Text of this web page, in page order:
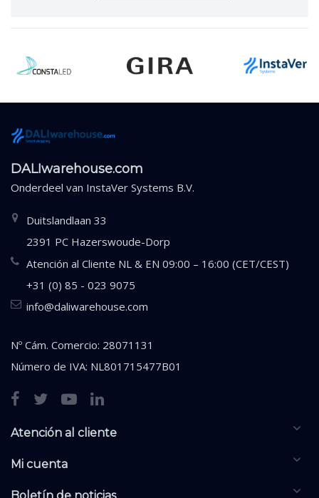
DALIwarehouse.com
Onderdeel van InstaVer Systems B.V.
Duitslandlaan 33
2391 PC Hazerswoude-Dorp
Atención al Cliente NL & EN 09:00 – 16:00 (CET/CEST)
+31 (0) 85 - 023 9075
info@daliwarehouse.com
Nº Cám. Comercio: 28071131
Número de IVA: NL801715477B01
Atención al cliente
Mi cuenta